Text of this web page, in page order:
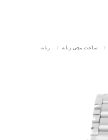
/ ساعت مچی زنانه / زنانه